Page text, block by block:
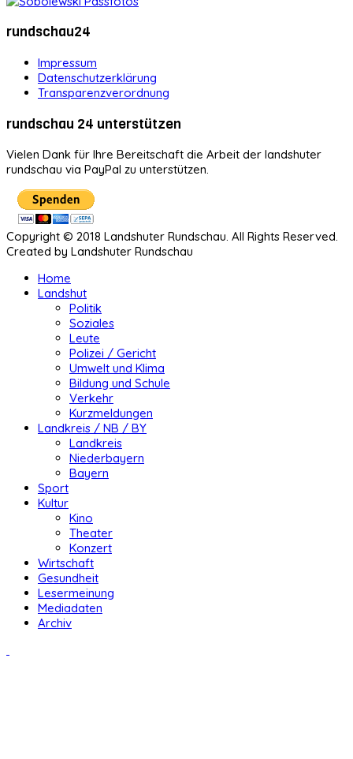
rundschau24
Impressum
Datenschutzerklärung
Transparenzverordnung
rundschau 24 unterstützen
Vielen Dank für Ihre Bereitschaft die Arbeit der landshuter
rundschau via PayPal zu unterstützen.
Copyright © 2018 Landshuter Rundschau. All Rights Reserved.
Created by Landshuter Rundschau
Home
Landshut
Politik
Soziales
Leute
Polizei / Gericht
Umwelt und Klima
Bildung und Schule
Verkehr
Kurzmeldungen
Landkreis / NB / BY
Landkreis
Niederbayern
Bayern
Sport
Kultur
Kino
Theater
Konzert
Wirtschaft
Gesundheit
Lesermeinung
Mediadaten
Archiv